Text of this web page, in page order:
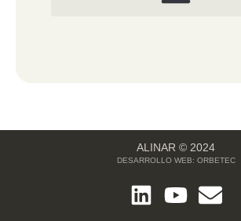
ALINAR © 2024
DESARROLLO WEB: ORBETEC